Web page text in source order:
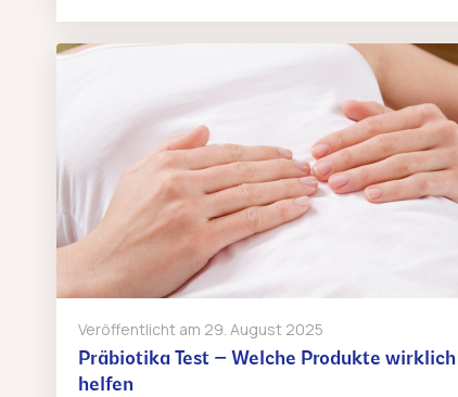
Veröffentlicht am 29. August 2025
Präbiotika Test – Welche Produkte wirklich
helfen